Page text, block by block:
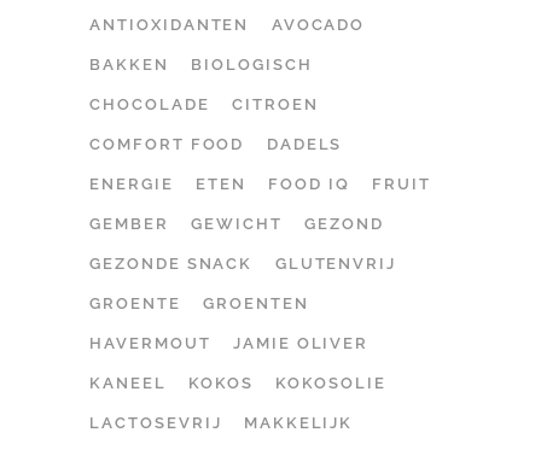
ANTIOXIDANTEN AVOCADO
BAKKEN BIOLOGISCH
CHOCOLADE CITROEN
COMFORT FOOD DADELS
ENERGIE ETEN FOOD IQ FRUIT
GEMBER GEWICHT GEZOND
GEZONDE SNACK GLUTENVRIJ
GROENTE GROENTEN
HAVERMOUT JAMIE OLIVER
KANEEL KOKOS KOKOSOLIE
LACTOSEVRIJ MAKKELIJK